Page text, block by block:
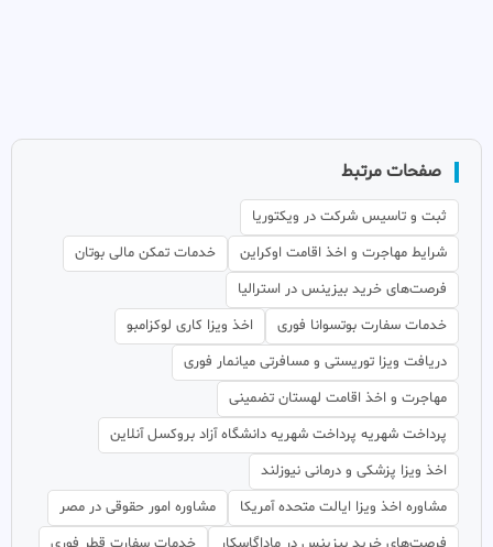
صفحات مرتبط
ثبت و تاسیس شرکت در ویکتوریا
شرایط مهاجرت و اخذ اقامت اوکراین
خدمات تمکن مالی بوتان
فرصت‌های خرید بیزینس در استرالیا
خدمات سفارت بوتسوانا فوری
اخذ ویزا کاری لوکزامبو
دریافت ویزا توریستی و مسافرتی میانمار فوری
مهاجرت و اخذ اقامت لهستان تضمینی
پرداخت شهریه پرداخت شهریه دانشگاه آزاد بروکسل آنلاین
اخذ ویزا پزشکی و درمانی نیوزلند
مشاوره اخذ ویزا ایالت متحده آمریکا
مشاوره امور حقوقی در مصر